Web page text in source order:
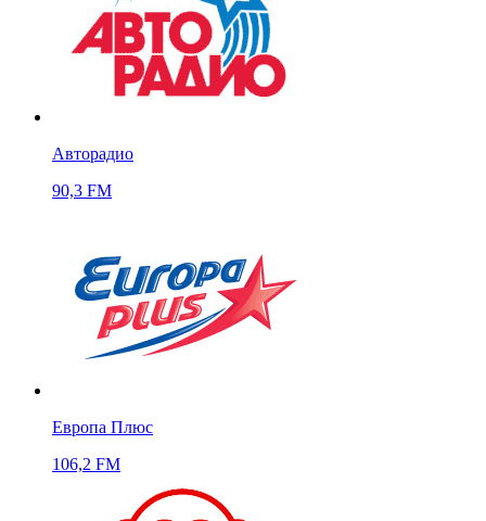
Авторадио
90,3 FM
Европа Плюс
106,2 FM